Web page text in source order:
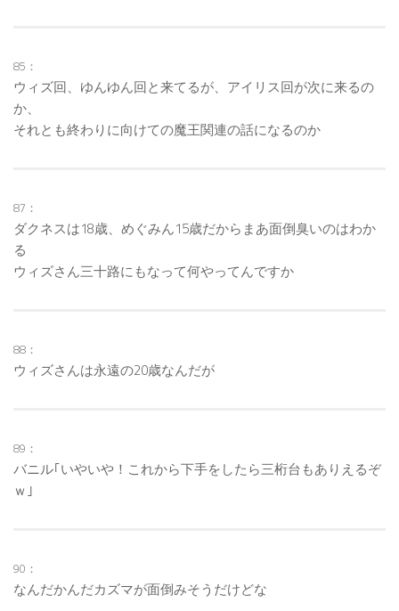
85：
ウィズ回、ゆんゆん回と来てるが、アイリス回が次に来るの
か、
それとも終わりに向けての魔王関連の話になるのか
87：
ダクネスは18歳、めぐみん15歳だからまあ面倒臭いのはわか
る
ウィズさん三十路にもなって何やってんですか
88：
ウィズさんは永遠の20歳なんだが
89：
バニル｢いやいや！これから下手をしたら三桁台もありえるぞ
ｗ｣
90：
なんだかんだカズマが面倒みそうだけどな